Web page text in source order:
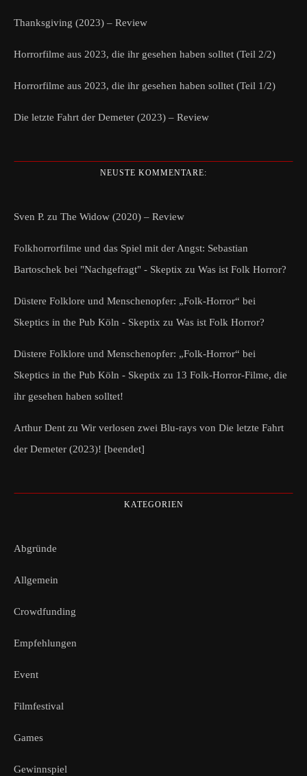
Thanksgiving (2023) – Review
Horrorfilme aus 2023, die ihr gesehen haben solltet (Teil 2/2)
Horrorfilme aus 2023, die ihr gesehen haben solltet (Teil 1/2)
Die letzte Fahrt der Demeter (2023) – Review
NEUSTE KOMMENTARE:
Sven P. zu The Widow (2020) – Review
Folkhorrorfilme und das Spiel mit der Angst: Sebastian
Bartoschek bei "Nachgefragt" - Skeptix zu Was ist Folk Horror?
Düstere Folklore und Menschenopfer: „Folk-Horror“ bei
Skeptics in the Pub Köln - Skeptix zu Was ist Folk Horror?
Düstere Folklore und Menschenopfer: „Folk-Horror“ bei
Skeptics in the Pub Köln - Skeptix zu 13 Folk-Horror-Filme, die
ihr gesehen haben solltet!
Arthur Dent zu Wir verlosen zwei Blu-rays von Die letzte Fahrt
der Demeter (2023)! [beendet]
KATEGORIEN
Abgründe
Allgemein
Crowdfunding
Empfehlungen
Event
Filmfestival
Games
Gewinnspiel